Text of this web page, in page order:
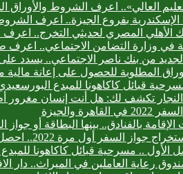
العالي».. اعرف الشروط والأوراق
بفروع الجيزة.. اعرف
الأهلي المصري لحديثي التخرج..
من بنك ناصر الاجتماعي.. يسدد على 3
المطلوبة للحصول على إعانة مالية
مسرحية قبائل كاكاهونا للمبدع
النجار تكشف لك: هل أنت إنسان مغرور
والجيزة
بالفنادق.. بينها البطاقة أو جواز
أول مرة 2022.. احصل عليه خلال 24 ساعة
الأول .. مسرحية قبائل كاكاهونا
رعاية العاملين في الميراث.. دار